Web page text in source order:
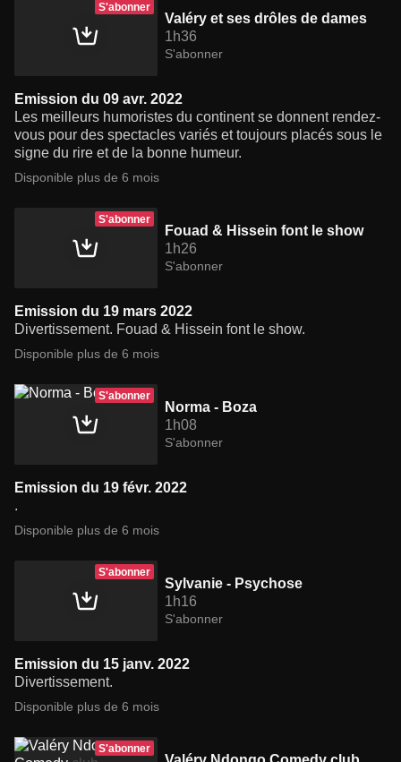
S'abonner
Valéry et ses drôles de dames
1h36
S'abonner
Emission du 09 avr. 2022
Les meilleurs humoristes du continent se donnent rendez-
vous pour des spectacles variés et toujours placés sous le
signe du rire et de la bonne humeur.
Disponible plus de 6 mois
S'abonner
Fouad & Hissein font le show
1h26
S'abonner
Emission du 19 mars 2022
Divertissement. Fouad & Hissein font le show.
Disponible plus de 6 mois
S'abonner
Norma - Boza
1h08
S'abonner
Emission du 19 févr. 2022
.
Disponible plus de 6 mois
S'abonner
Sylvanie - Psychose
1h16
S'abonner
Emission du 15 janv. 2022
Divertissement.
Disponible plus de 6 mois
S'abonner